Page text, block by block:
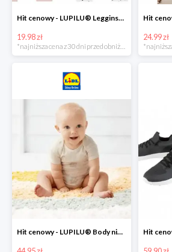
Hit cenowy - LUPILU® Legginsy niemowlęce z biobawełną, 2 pary
19.98 zł 24.99 zł
Hit cenowy - LUPILU® Body niemowlęce z biobawełny, z krótkim rękawem, 5 sztuk